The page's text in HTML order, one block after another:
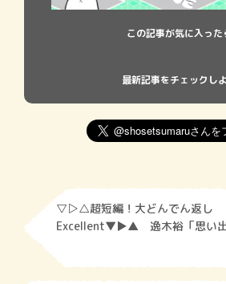
この記事が気に入った
最新記事をチェックし
▽▷△超短編！大どんでん返し
Excellent▼▶︎▲ 逸木裕「思い出